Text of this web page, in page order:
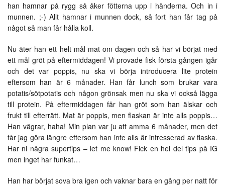
han hamnar på rygg så åker fötterna upp i händerna. Och in i
munnen. ;-) Allt hamnar i munnen dock, så fort han får tag på
något så man får hålla koll.
Nu äter han ett helt mål mat om dagen och så har vi börjat med
ett mål gröt på eftermiddagen! Vi provade fisk första gången igår
och det var poppis, nu ska vi börja introducera lite protein
eftersom han är 6 månader. Han får lunch som brukar vara
potatis/sötpotatis och någon grönsak men nu ska vi också lägga
till protein. På eftermiddagen får han gröt som han älskar och
frukt till efterrätt. Mat är poppis, men flaskan är inte alls poppis…
Han vägrar, haha! Min plan var ju att amma 6 månader, men det
får jag göra längre eftersom han inte alls är intresserad av flaska.
Har ni några supertips – let me know! Fick en hel del tips på IG
men inget har funkat…
Han har börjat sova bra igen och vaknar bara en gång per natt för